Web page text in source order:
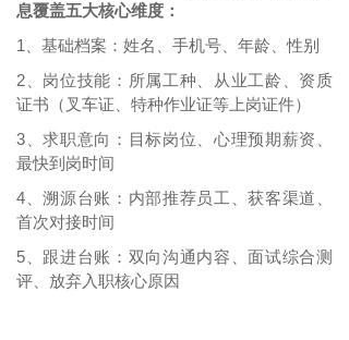
息覆盖五大核心维度：
1
基础档案：姓名、手机号、年龄、性别
2
岗位技能：所属工种、从业工龄、资质
证书（叉车证、特种作业证等上岗证件）
3 、求职意向：目标岗位、心理预期薪资、
最快到岗时间
4 、溯源台账：内部推荐员工、获客渠道、
首次对接时间
5
跟进台账：双向沟通内容、面试综合测
评、放弃入职核心原因